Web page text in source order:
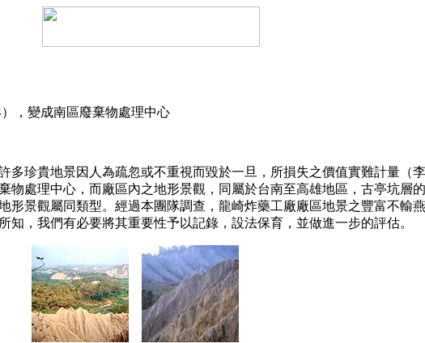
，變成南區廢棄物處理中心
貴地景因人為疏忽或不重視而毀於一旦，所損失之價值實難計量（李
物處理中心，而廠區內之地形景觀，同屬於台南至高雄地區，古亭坑層
形景觀屬同類型。經過本團隊調查，龍崎炸藥工廠廠區地景之豐富不輸
，我們有必要將其重要性予以記錄，設法保育，並做進一步的評估。